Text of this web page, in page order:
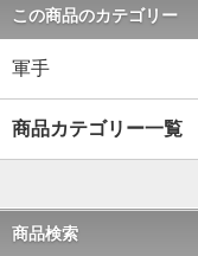
この商品のカテゴリー
軍手
商品カテゴリー一覧
商品検索